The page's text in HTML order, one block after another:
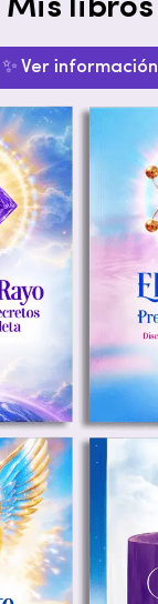
Mis libros
✨ Ver información